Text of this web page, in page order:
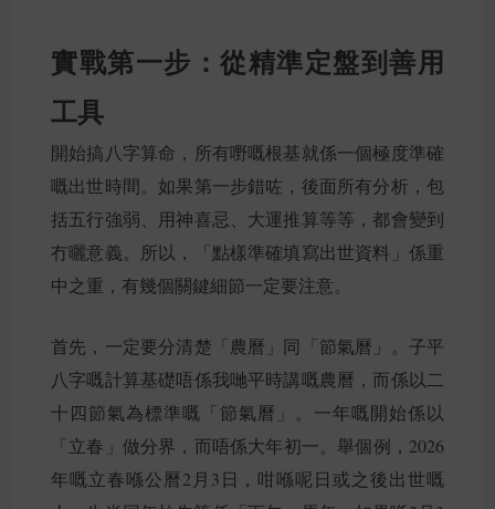
實戰第一步：從精準定盤到善用
工具
開始搞八字算命，所有嘢嘅根基就係一個極度準確
嘅出世時間。如果第一步錯咗，後面所有分析，包
括五行強弱、用神喜忌、大運推算等等，都會變到
冇曬意義。所以，「點樣準確填寫出世資料」係重
中之重，有幾個關鍵細節一定要注意。
首先，一定要分清楚「農曆」同「節氣曆」。子平
八字嘅計算基礎唔係我哋平時講嘅農曆，而係以二
十四節氣為標準嘅「節氣曆」。一年嘅開始係以
「立春」做分界，而唔係大年初一。舉個例，2026
年嘅立春喺公曆2月3日，咁喺呢日或之後出世嘅